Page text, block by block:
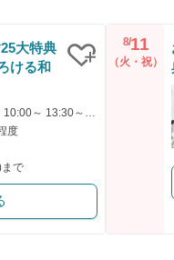
大特典
ける和
受付時間：9:00～ 10:00～ 13:30～ 14:00～ 17:00～
度
で
8/11
（火・祝）